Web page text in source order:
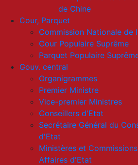
de Chine
Cour, Parquet
Commission Nationale de
Cour Populaire Suprême
Parquet Populaire
Gouv. central
Organigrammes
Premier Ministre
Vice-premier Ministres
Conseillers d'Etat
Secrétaire Général du
d'Etat
Ministères et
Affaires d'Etat